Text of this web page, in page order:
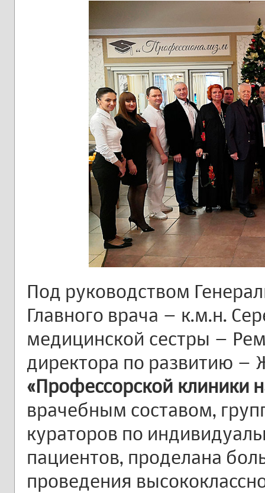
Под руководством
Главного врача – к.м.н.
медицинской сестры –
директора по развитию –
«Профессорской клиники
врачебным составом,
кураторов по
пациентов, проделана
проведения